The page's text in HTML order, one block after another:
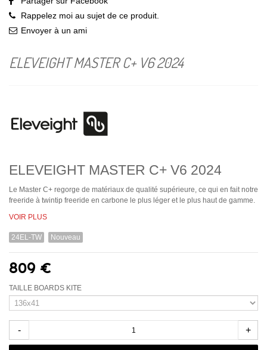
Rappelez moi au sujet de ce produit.
Envoyer à un ami
ELEVEIGHT MASTER C+ V6 2024
ELEVEIGHT MASTER C+ V6 2024
Le Master C+ regorge de matériaux de qualité supérieure, ce qui en fait notre
freeride à twintip freeride en carbone le plus léger et le plus haut de gamme.
VOIR PLUS
24EL-TW Nouveau
809 €
TAILLE BOARDS KITE
- +